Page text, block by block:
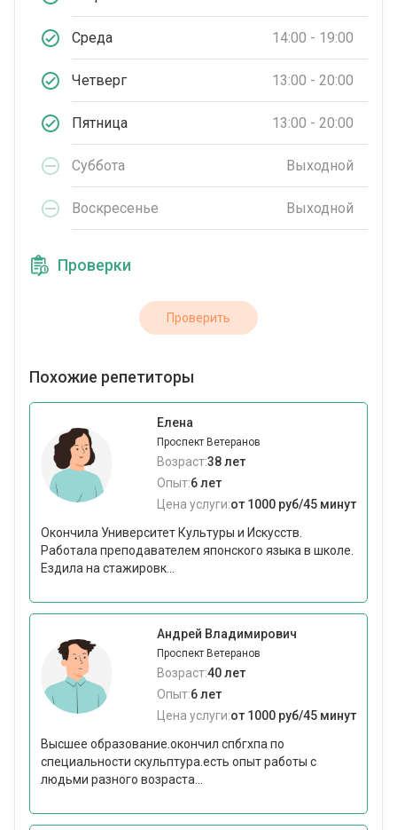
Среда 14:00 - 19:00
Четверг 13:00 - 20:00
Пятница 13:00 - 20:00
Суббота Выходной
Воскресенье Выходной
Проверки
Проверить
Похожие репетиторы
Елена
Проспект Ветеранов
Возраст:38 лет
Опыт:6 лет
Цена услуги:от 1000 руб/45 минут
Окончила Университет Культуры и Искусств.
Работала преподавателем японского языка в школе.
Ездила на стажировк...
Андрей Владимирович
Проспект Ветеранов
Возраст:40 лет
Опыт:6 лет
Цена услуги:от 1000 руб/45 минут
Высшее образование.окончил спбгхпа по
специальности скульптура.есть опыт работы с
людьми разного возраста...